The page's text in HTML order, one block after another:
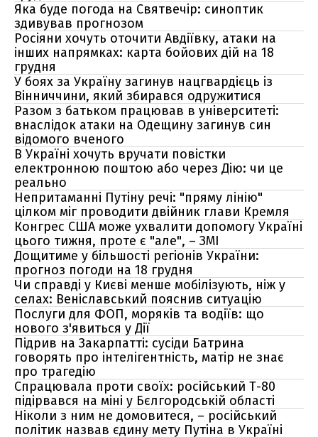
Яка буде погода на Святвечір: синоптик
здивував прогнозом
Росіяни хочуть оточити Авдіївку, атаки на
інших напрямках: карта бойових дій на 18
грудня
У боях за Україну загинув нацгвардієць із
Вінниччини, який збирався одружитися
Разом з батьком працював в університеті:
внаслідок атаки на Одещину загинув син
відомого вченого
В Україні хочуть вручати повістки
електронною поштою або через Дію: чи це
реально
Непритаманні Путіну речі: "пряму лінію"
цілком міг проводити двійник глави Кремля
Конгрес США може ухвалити допомогу Україні
цього тижня, проте є "але", – ЗМІ
Дощитиме у більшості регіонів України:
прогноз погоди на 18 грудня
Чи справді у Києві менше мобілізують, ніж у
селах: Веніславський пояснив ситуацію
Послуги для ФОП, моряків та водіїв: що
нового з'явиться у Дії
Підрив на Закарпатті: сусіди Батрина
говорять про інтелігентність, матір не знає
про трагедію
Спрацювала проти своїх: російський Т-80
підірвався на міні у Бєлгородській області
Ніколи з ним не домовитеся, – російський
політик назвав єдину мету Путіна в Україні